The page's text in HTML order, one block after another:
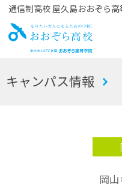
通信制高校 屋久島おおぞら
お
キャンパス情報
岡